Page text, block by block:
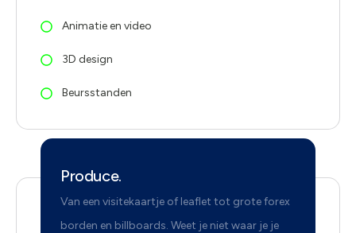
Animatie en video
3D design
Beursstanden
Produce.
Van een visitekaartje of leaflet tot grote forex
borden en billboards. Weet je niet waar je je